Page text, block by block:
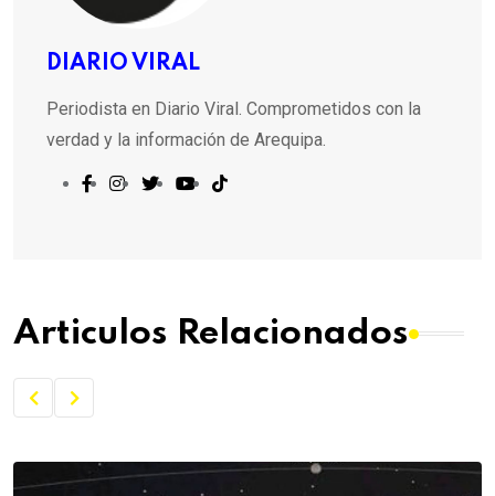
DIARIO VIRAL
Periodista en Diario Viral. Comprometidos con la
verdad y la información de Arequipa.
Articulos Relacionados